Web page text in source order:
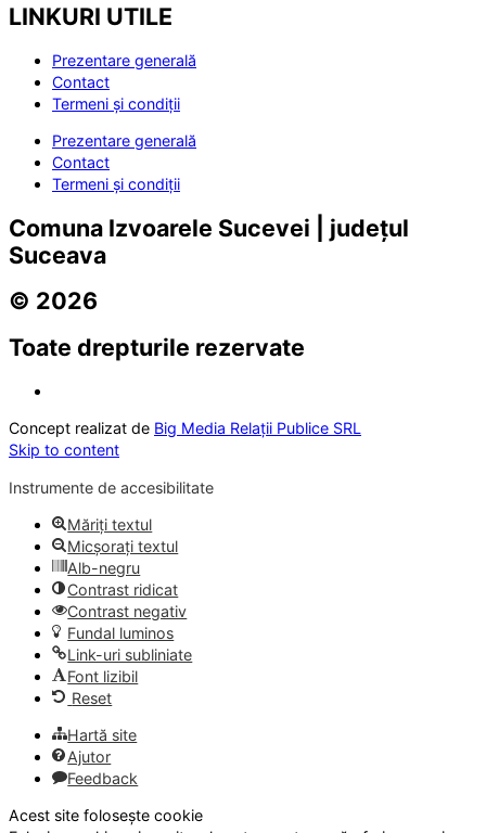
LINKURI UTILE
Prezentare generală
Contact
Termeni și condiții
Prezentare generală
Contact
Termeni și condiții
Comuna Izvoarele Sucevei | județul
Suceava
© 2026
Toate drepturile rezervate
Concept realizat de Big Media Relații Publice SRL
Skip to content
Instrumente de accesibilitate
Măriți textul
Micșorați textul
Alb-negru
Contrast ridicat
Contrast negativ
Fundal luminos
Link-uri subliniate
Font lizibil
Reset
Hartă site
Ajutor
Feedback
Acest site folosește cookie